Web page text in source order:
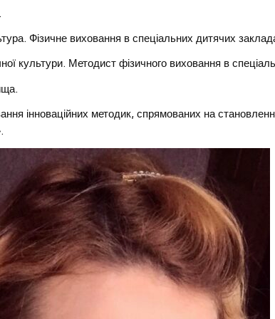
Фізичне виховання в спеціальних дитячих
культури. Методист фізичного виховання в
інноваційних методик, спрямованих на